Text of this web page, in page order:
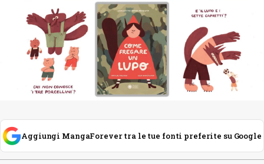
Aggiungi MangaForever tra le tue fonti preferite su Google